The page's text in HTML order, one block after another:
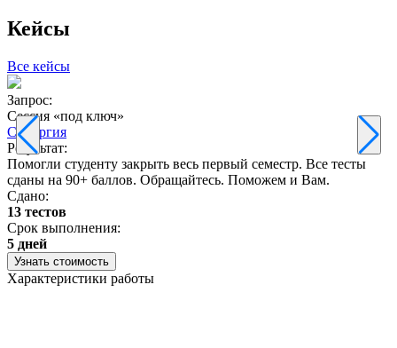
Кейсы
Все кейсы
Запрос:
Сессия «под ключ»
Синергия
Результат:
Помогли студенту закрыть весь первый семестр. Все тесты
сданы на 90+ баллов. Обращайтесь. Поможем и Вам.
Сдано:
13 тестов
Срок выполнения:
5 дней
Узнать стоимость
Характеристики работы